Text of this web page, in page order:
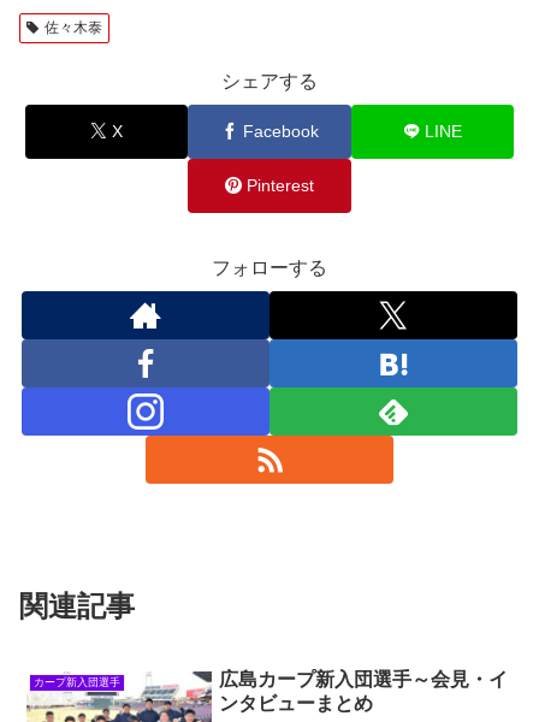
佐々木泰
シェアする
X Facebook LINE
Pinterest
フォローする
関連記事
カープ新入団選手
広島カープ新入団選手～会見・イ
ンタビューまとめ